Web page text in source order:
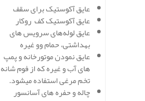
عایق آکوستیک برای سقف
عایق آکوستیک کف روکار
عایق لوله‌های سرویس های
بهداشتی، حمام وو غیره
عایق نمودن موتورخانه و پمپ
های آب و غیره که از فوم شانه
تخم مرغی استفاده میشود.
چاله و حفره های آسانسور